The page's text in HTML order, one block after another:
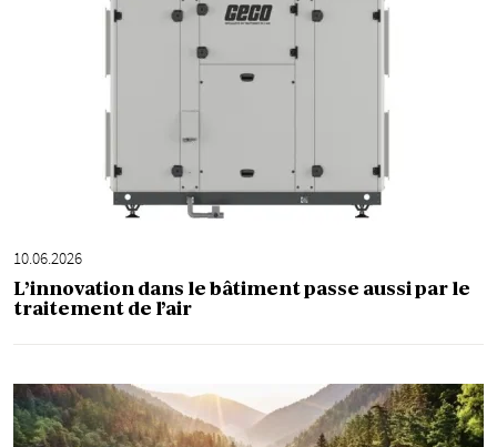
10.06.2026
L’innovation dans le bâtiment passe aussi par le
traitement de l’air